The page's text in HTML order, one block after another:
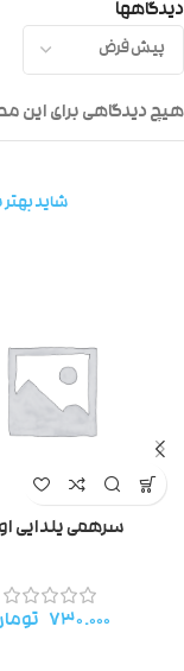
دیدگاهها
هیچ دیدگاهی برای
شاید بهتر
سرهمی یلدایی
۷۳۰.۰۰۰